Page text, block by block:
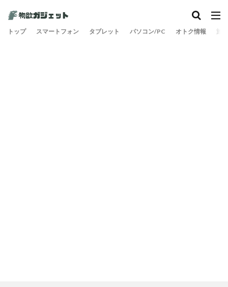
トップ スマートフォン タブレット パソコン/PC オトク情報 旅